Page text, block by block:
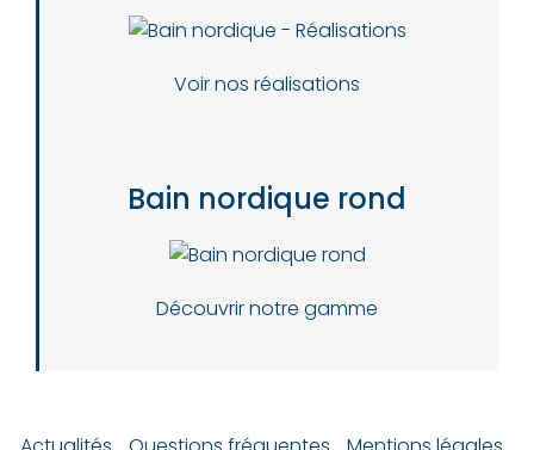
Voir nos réalisations
Bain nordique rond
Découvrir notre gamme